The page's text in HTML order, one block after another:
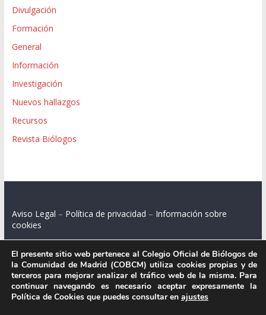
Divulgación
Formación
General
Información
Investigación
Nuevos hallazgos
Recursos
Revista Biólogos
Aviso Legal – Política de privacidad – Información sobre
cookies
Colegio Oficial de Biólogos de la Comunidad de Madrid.
C/ Santa Engracia 108, 2º int.izq. 28003 Madrid.
El presente sitio web pertenece al Colegio Oficial de Biólogos de
la Comunidad de Madrid (COBCM) utiliza cookies propias y de
terceros para mejorar analizar el tráfico web de la misma. Para
continuar navegando es necesario aceptar expresamente la
Política de Cookies que puedes consultar en ajustes